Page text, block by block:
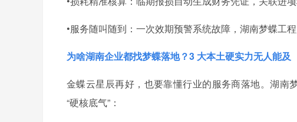
•服务随叫随到：一次效期预警系统故障，湖南梦蝶工
为啥湖南企业都找梦蝶落地？3 大本土硬实力无人能及
金蝶云星辰再好，也要靠懂行业的服务商落地。湖南
“硬核底气”：